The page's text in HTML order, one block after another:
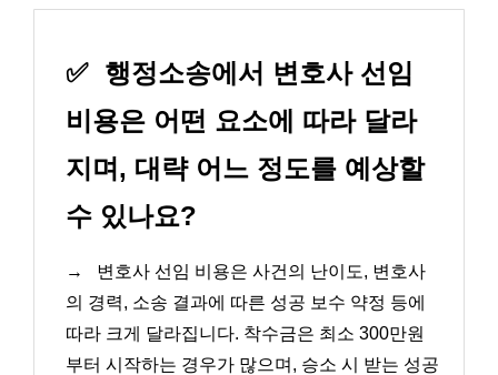
✅ 행정소송에서 변호사 선임
비용은 어떤 요소에 따라 달라
지며, 대략 어느 정도를 예상할
수 있나요?
→
변호사 선임 비용은 사건의 난이도, 변호사
의 경력, 소송 결과에 따른 성공 보수 약정 등에
따라 크게 달라집니다. 착수금은 최소 300만원
부터 시작하는 경우가 많으며, 승소 시 받는 성공